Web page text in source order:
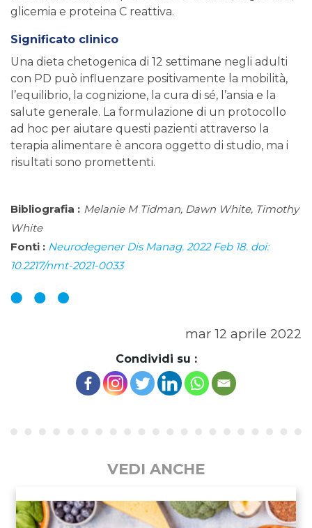
glicemia e proteina C reattiva.
Significato clinico
Una dieta chetogenica di 12 settimane negli adulti
con PD può influenzare positivamente la mobilità,
l’equilibrio, la cognizione, la cura di sé, l’ansia e la
salute generale. La formulazione di un protocollo
ad hoc per aiutare questi pazienti attraverso la
terapia alimentare è ancora oggetto di studio, ma i
risultati sono promettenti.
Bibliografia : Melanie M Tidman, Dawn White, Timothy
White
Fonti : Neurodegener Dis Manag. 2022 Feb 18. doi:
10.2217/nmt-2021-0033
mar 12 aprile 2022
Condividi su :
VEDI ANCHE